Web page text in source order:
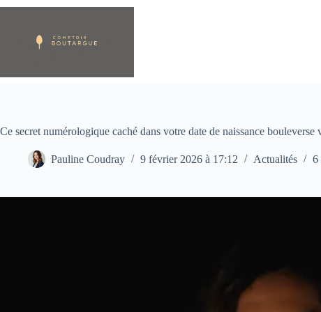
Passer
Ce secret numérologique caché dans votre date de naissance bouleverse
Pauline Coudray 9 février 2026 à 17:12 Actualités 6